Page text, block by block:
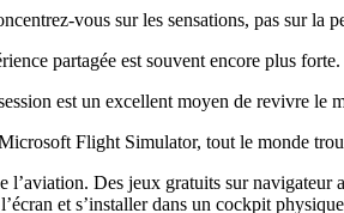
vous sur les sensations, pas sur la
partagée est souvent encore plus forte.
est un excellent moyen de revivre le
Flight Simulator, tout le monde
Des jeux gratuits sur
et s’installer dans un cockpit